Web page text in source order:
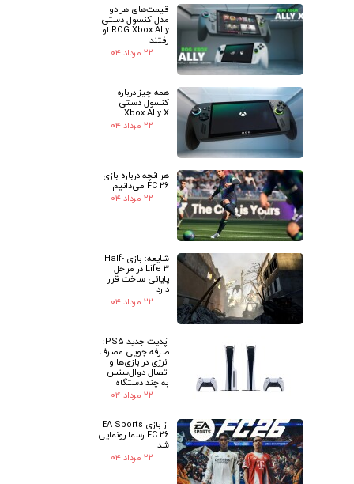
قیمت‌های هر دو
مدل کنسول دستی
ROG Xbox Ally لو
رفتند
۲۲ مرداد ۰۴
همه چیز درباره
کنسول دستی
Xbox Ally X
۲۲ مرداد ۰۴
هر آنچه درباره بازی
FC 26 می‌دانیم
۲۲ مرداد ۰۴
شایعه: بازی Half-
Life 3 در مراحل
پایانی ساخت قرار
دارد
۲۲ مرداد ۰۴
آپدیت جدید PS5:
صرفه جویی مصرف
انرژی در بازی‌ها و
اتصال دوال‌سنس
به چند دستگاه
۲۲ مرداد ۰۴
از بازی EA Sports
FC 26 رسما رونمایی
شد
۲۲ مرداد ۰۴